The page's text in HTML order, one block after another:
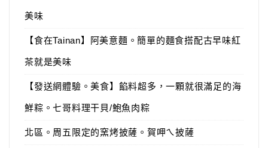
美味
【食在Tainan】阿美意麵。簡單的麵食搭配古早味紅
茶就是美味
【發送網體驗。美食】餡料超多，一顆就很滿足的海
鮮粽。七哥料理干貝/鮑魚肉粽
北區。周五限定的窯烤披薩。賀呷ㄟ披薩